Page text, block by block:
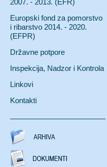
2007. - 2013. (EFR)
Europski fond za pomorstvo
i ribarstvo 2014. - 2020.
(EFPR)
Državne potpore
Inspekcija, Nadzor i Kontrola
Linkovi
Kontakti